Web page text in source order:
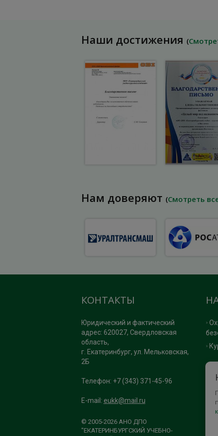
Наши достижения (
Нам доверяют (Смотреть
КОНТАКТЫ
Юридический и фактический
адрес: 620027, Свердловская
область,
г. Екатеринбург, ул. Мельковская,
2Б
Телефон: +7 (343) 371-45-96
E-mail: eukk@mail.ru
© 2005-2026 АНО ДПО
"ЕКАТЕРИНБУРГСКИЙ УЧЕБНО-